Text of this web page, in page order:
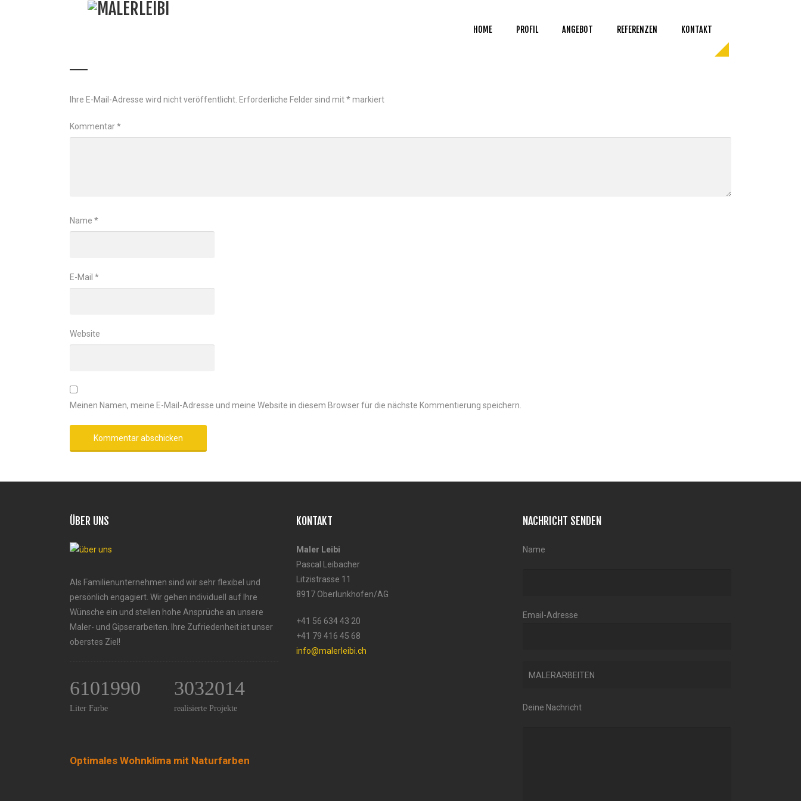
HOME PROFIL ANGEBOT REFERENZEN KONTAKT
IMG_0567_900
Ihre E-Mail-Adresse wird nicht veröffentlicht. Erforderliche Felder sind mit*markiert
Kommentar*
Name *
E-Mail *
Website
Meinen Namen, meine E-Mail-Adresse und meine Website in diesem Browser für die nächste Kommentierung speichern.
ÜBER UNS
Als Familienunternehmen sind wir sehr flexibel und
persönlich engagiert. Wir gehen individuell auf Ihre
Wünsche ein und stellen hohe Ansprüche an unsere
Maler- und Gipserarbeiten. Ihre Zufriedenheit ist unser
oberstes Ziel!
6101990
Liter Farbe
3032014
realisierte Projekte
Optimales Wohnklima mit Naturfarben
KONTAKT
Maler Leibi
Pascal Leibacher
Litzistrasse 11
8917 Oberlunkhofen/AG
+41 56 634 43 20
+41 79 416 45 68
info@malerleibi.ch
NACHRICHT SENDEN
Name
Email-Adresse
Deine Nachricht